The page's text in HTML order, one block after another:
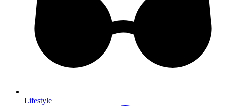
Lifestyle